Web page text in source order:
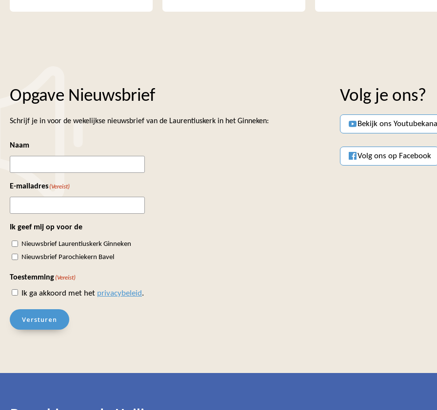
Opgave Nieuwsbrief
Schrijf je in voor de wekelijkse nieuwsbrief van de Laurentiuskerk in het Ginneken:
Naam
E-mailadres (Vereist)
Ik geef mij op voor de
Nieuwsbrief Laurentiuskerk Ginneken
Nieuwsbrief Parochiekern Bavel
Toestemming (Vereist)
Ik ga akkoord met het privacybeleid.
Versturen
Volg je ons?
Bekijk ons
Volg ons op Facebook